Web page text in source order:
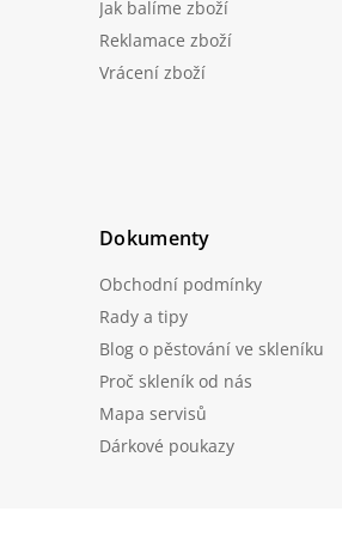
Jak balíme zboží
Reklamace zboží
Vrácení zboží
Dokumenty
Obchodní podmínky
Rady a tipy
Blog o pěstování ve skleníku
Proč skleník od nás
Mapa servisů
Dárkové poukazy